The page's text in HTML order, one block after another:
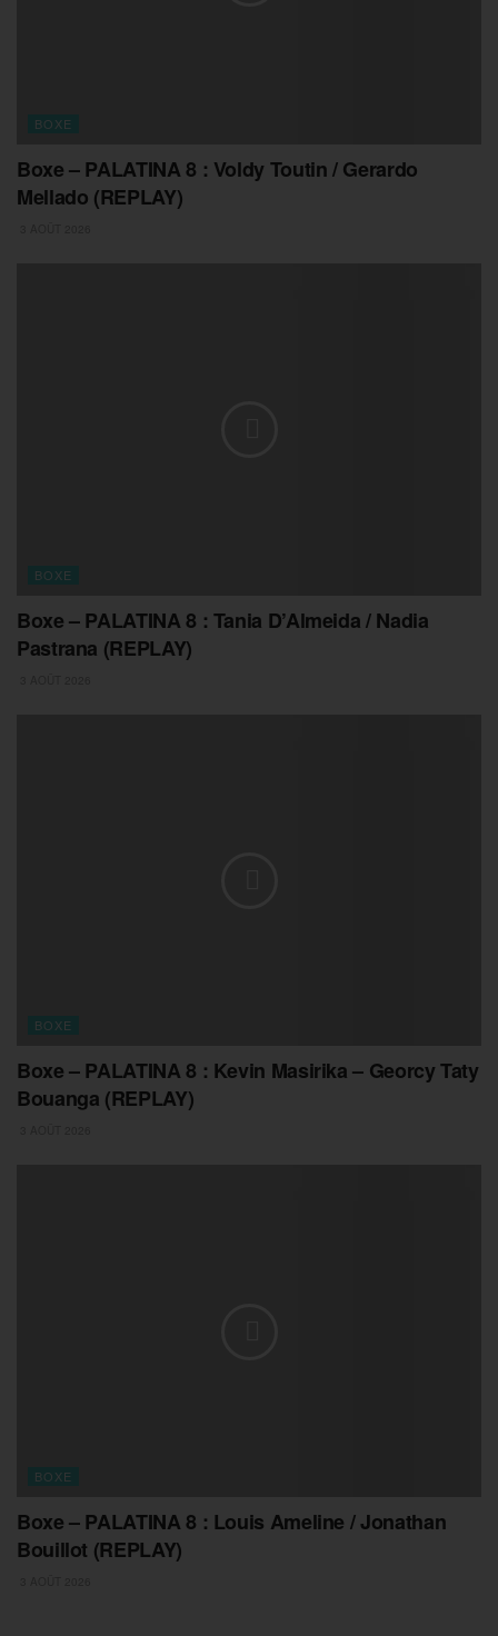
BOXE
Boxe – PALATINA 8 : Voldy Toutin / Gerardo
Mellado (REPLAY)
BOXE
Boxe – PALATINA 8 : Tania D’Almeida / Nadia
Pastrana (REPLAY)
BOXE
Boxe – PALATINA 8 : Kevin Masirika – Georcy Taty
Bouanga (REPLAY)
BOXE
Boxe – PALATINA 8 : Louis Ameline / Jonathan
Bouillot (REPLAY)